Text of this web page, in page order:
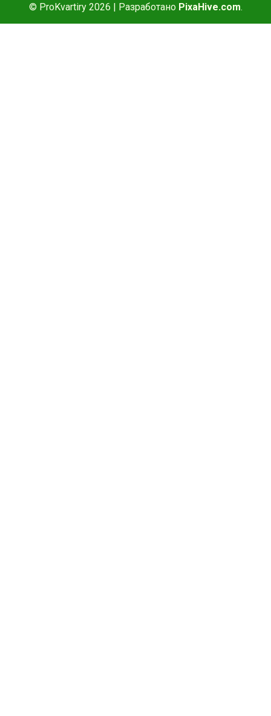
© ProKvartiry 2026 | Разработано PixaHive.com.